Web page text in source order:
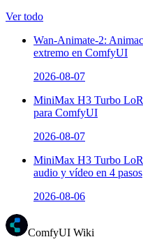
Ver todo
Wan-Animate-2:
extremo en ComfyUI
2026-08-07
MiniMax H3 Turbo
para ComfyUI
2026-08-07
MiniMax H3 Turbo
audio y vídeo en 4 pasos
2026-08-06
ComfyUI Wiki